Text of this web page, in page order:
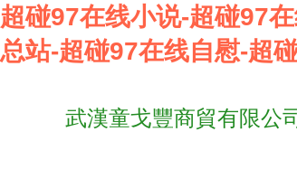
超碰97在线小说-超碰97
总站-超碰97在线自慰-超
武漢童戈豐商貿有限公